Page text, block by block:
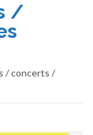
/
/ concerts /